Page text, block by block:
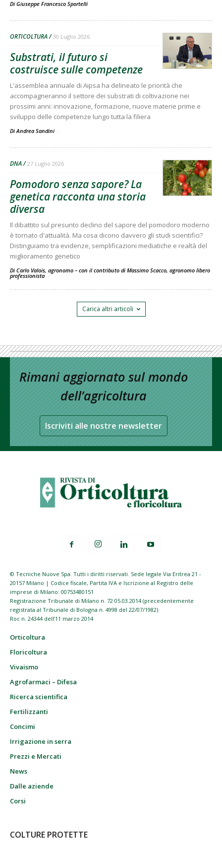
Di Giuseppe Francesco Sportelli
ORTICOLTURA 30 Luglio 2026
Substrati, il futuro si
costruisce sulle competenze
L'assemblea annuale di Aipsa ha delineato le priorità che
accompagneranno il settore dei substrati di coltivazione nei
prossimi anni: innovazione, formazione, nuove materie prime e
sviluppo delle competenze lungo tutta la filiera
Di Andrea Sandini -
DNA 27 Luglio 2026
Pomodoro senza sapore? La
genetica racconta una storia
diversa
Il dibattito sul presunto declino del sapore del pomodoro moderno
è tornato d'attualità. Ma cosa dicono davvero gli studi scientifici?
Distinguiamo tra evidenze, semplificazioni mediatiche e realtà del
miglioramento genetico
Di Carlo Valois, agronomo – con il contributo di Massimo Scacco, agronomo libero
professionista -
Carica altri articoli
Rimani aggiornato sul mondo
dell’agricoltura
Iscriviti alle nostre newsletter
© Tecniche Nuove Spa. Tutti i diritti riservati. Sede legale Via Eritrea 21 -
20157 Milano | Codice fiscale, Partita IVA e Iscrizione al Registro delle
imprese di Milano: 00753480151
Registrazione Tribunale di Milano n. 72 05.03.2014 (precedentemente
registrata al Tribunale di Bologna n. 4998 del 22/07/1982)
Roc n. 24344 dell’11 marzo 2014
Orticoltura
Floricoltura
Vivaismo
Agrofarmaci – Difesa
Ricerca scientifica
Fertilizzanti
Concimi
Irrigazione in serra
Prezzi e Mercati
News
Dalle aziende
Corsi
COLTURE PROTETTE